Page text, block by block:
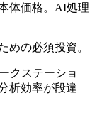
体価格。AI処理
めの必須投資。
クステーショ
析効率が段違